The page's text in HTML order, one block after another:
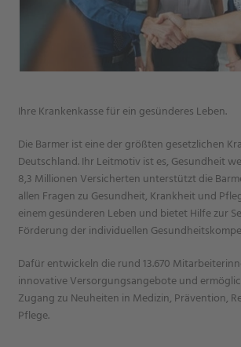
Ihre Krankenkasse für ein gesünderes Leben.
Die Barmer ist eine der größten gesetzlichen
Deutschland. Ihr Leitmotiv ist es, Gesundheit
8,3 Millionen Versicherten unterstützt die
allen Fragen zu Gesundheit, Krankheit und
einem gesünderen Leben und bietet Hilfe zur
Förderung der individuellen
Dafür entwickeln die rund 13.670
innovative Versorgungsangebote und
Zugang zu Neuheiten in Medizin, Prävention,
Pflege.